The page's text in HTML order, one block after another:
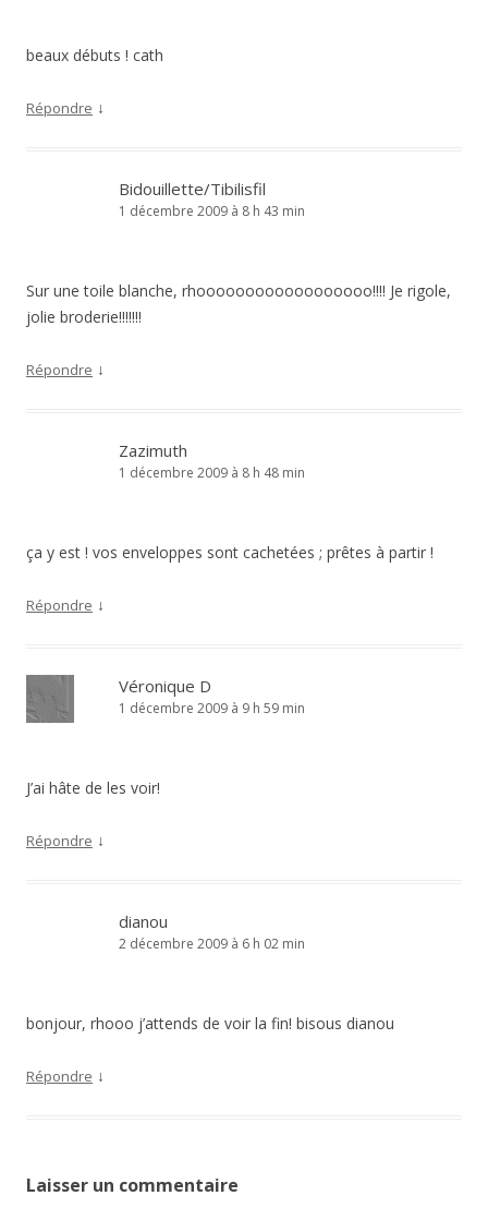
beaux débuts ! cath
Répondre ↓
Bidouillette/Tibilisfil
1 décembre 2009 à 8 h 43 min
Sur une toile blanche, rhoooooooooooooooooo!!!! Je rigole,
jolie broderie!!!!!!!
Répondre ↓
Zazimuth
1 décembre 2009 à 8 h 48 min
ça y est ! vos enveloppes sont cachetées ; prêtes à partir !
Répondre ↓
Véronique D
1 décembre 2009 à 9 h 59 min
J’ai hâte de les voir!
Répondre ↓
dianou
2 décembre 2009 à 6 h 02 min
bonjour, rhooo j’attends de voir la fin! bisous dianou
Répondre ↓
Laisser un commentaire